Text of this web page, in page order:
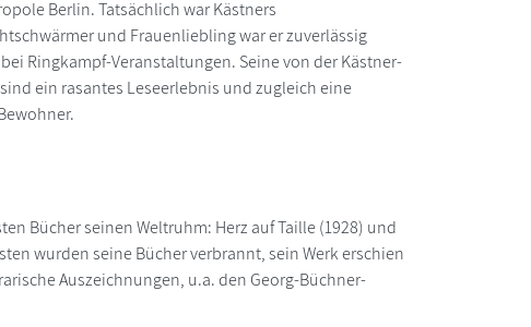
Berlin. Tatsächlich war Kästners
und Frauenliebling war er zuverlässig
Ringkampf-Veranstaltungen. Seine von der Kästner-
ein rasantes Leseerlebnis und zugleich eine
Bücher seinen Weltruhm: Herz auf Taille (1928) und
wurden seine Bücher verbrannt, sein Werk erschien
Auszeichnungen, u.a. den Georg-Büchner-